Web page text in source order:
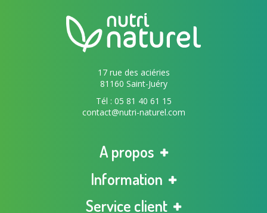
17 rue des aciéries
81160 Saint-Juéry
Tél : 05 81 40 61 15
contact@nutri-naturel.com
A propos
Information
Service client